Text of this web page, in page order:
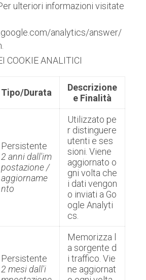
ulteriori informazioni visitate
analytics/answer/
COOKIE ANALITICI
Tipo/Durata
Descrizione
e Finalità
Persistente
2 anni dall'im
postazione /
aggiorname
nto
Utilizzato pe
r distinguere
utenti e ses
sioni. Viene
aggiornato o
gni volta che
i dati vengon
o inviati a Go
ogle Analyti
cs.
Persistente
2 mesi dall'i
Memorizza l
a sorgente d
i traffico. Vie
ne aggiornat